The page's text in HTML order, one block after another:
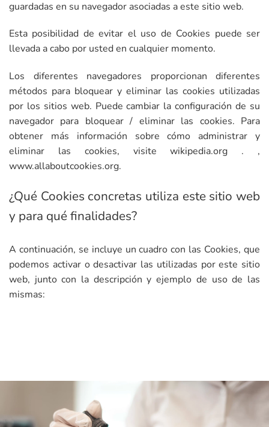
guardadas en su navegador asociadas a este sitio web.
Esta posibilidad de evitar el uso de Cookies puede ser
llevada a cabo por usted en cualquier momento.
Los diferentes navegadores proporcionan diferentes
métodos para bloquear y eliminar las cookies utilizadas
por los sitios web. Puede cambiar la configuración de su
navegador para bloquear / eliminar las cookies. Para
obtener más información sobre cómo administrar y
eliminar las cookies, visitewikipedia.org . ,
www.allaboutcookies.org.
¿Qué Cookies concretas utiliza este sitio web
y para qué finalidades?
A continuación, se incluye un cuadro con las Cookies, que
podemos activar o desactivar las utilizadas por este sitio
web, junto con la descripción y ejemplo de uso de las
mismas: